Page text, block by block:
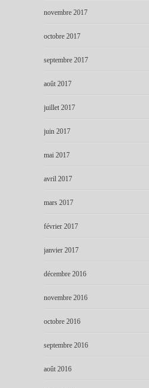
novembre 2017
octobre 2017
septembre 2017
août 2017
juillet 2017
juin 2017
mai 2017
avril 2017
mars 2017
février 2017
janvier 2017
décembre 2016
novembre 2016
octobre 2016
septembre 2016
août 2016